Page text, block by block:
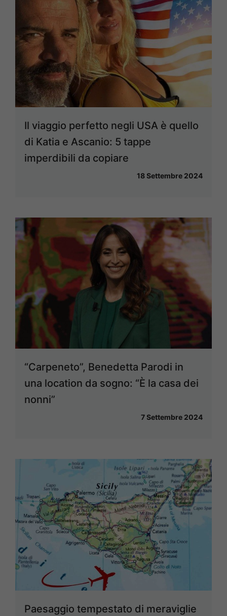
Il viaggio perfetto negli USA è quello
di Katia e Ascanio: 5 tappe
imperdibili da copiare
18 Settembre 2024
“Carpeneto”, Benedetta Parodi in
una location da sogno: “È la casa dei
nonni”
7 Settembre 2024
Paesaggio tempestato di meraviglie